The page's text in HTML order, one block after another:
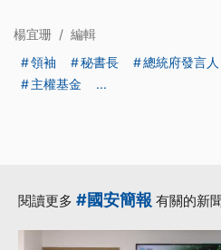
楊宜珊 / 編輯
領袖
秘書長
總統府發言人
主權基金
...
閱讀更多 #國安簡報 有關的新